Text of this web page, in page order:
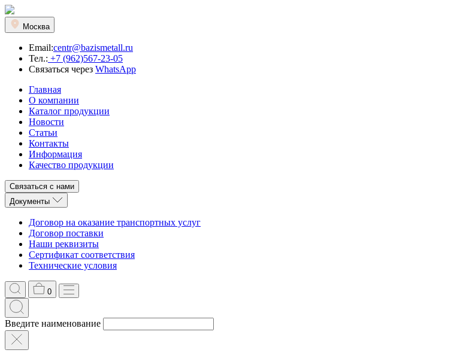
Москва
Email:centr@bazismetall.ru
Тел.: +7 (962)567-23-05
Связаться через WhatsApp
Главная
О компании
Каталог продукции
Новости
Статьи
Контакты
Информация
Качество продукции
Связаться с нами
Документы
Договор на оказание транспортных услуг
Договор поставки
Наши реквизиты
Сертификат соответствия
Технические условия
0
Введите наименование